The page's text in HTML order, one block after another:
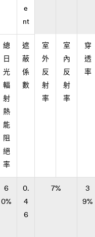
e
nt
總
日
光
輻
射
熱
能
阻
絕
率
遮
蔽
係
數
室
外
反
射
率
室
內
反
射
率
穿
透
率
6
0%
0.
4
6
7%
3
9%